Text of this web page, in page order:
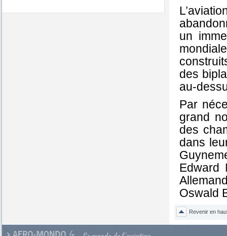
un
des
au-
Par
grand
des
dans
Edward
Oswald
Revenir en